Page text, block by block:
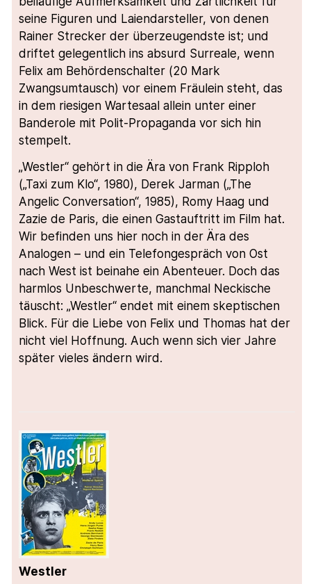
seine Figuren und Laiendarsteller, von denen
Rainer Strecker der überzeugendste ist; und
driftet gelegentlich ins absurd Surreale, wenn
Felix am Behördenschalter (20 Mark
Zwangsumtausch) vor einem Fräulein steht, das
in dem riesigen Wartesaal allein unter einer
Banderole mit Polit-Propaganda vor sich hin
stempelt.
„Westler“ gehört in die Ära von Frank Ripploh
(„Taxi zum Klo“, 1980), Derek Jarman („The
Angelic Conversation“, 1985), Romy Haag und
Zazie de Paris, die einen Gastauftritt im Film hat.
Wir befinden uns hier noch in der Ära des
Analogen – und ein Telefongespräch von Ost
nach West ist beinahe ein Abenteuer. Doch das
harmlos Unbeschwerte, manchmal Neckische
täuscht: „Westler“ endet mit einem skeptischen
Blick. Für die Liebe von Felix und Thomas hat der
nicht viel Hoffnung. Auch wenn sich vier Jahre
später vieles ändern wird.
Westler